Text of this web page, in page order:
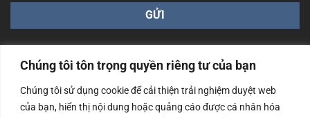
Chúng tôi tôn trọng quyền riêng tư của bạn
Chúng tôi sử dụng cookie để cải thiện trải nghiệm duyệt web
của bạn, hiển thị nội dung hoặc quảng cáo được cá nhân hóa
Công ty TNHH Nam Bình Xương - Số ĐKKD: 0108783483